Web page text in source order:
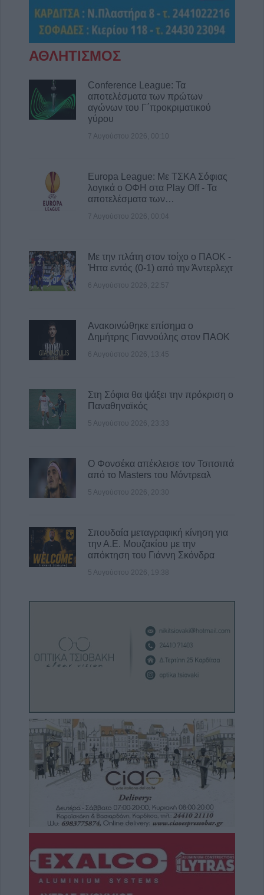
ηλικιωμένο μετά από πτώση στη Νέα Ζωή
6 Αυγούστου 2026, 19:29
Τροχαίο στην Αγιά: Μοτοσικλέτα
συγκρούστηκε με νταλίκα – Στο νοσοκομείο
6 Αυγούστου 2026, 19:15
Άνω Λιόσια: Συνελήφθησαν δύο άνδρες για
τον θάνατο 72χρονου που βρέθηκε σε
Αθανάσιου Ταξιάρχη
6 Αυγούστου 2026, 17:46
Πυρκαγιά σε γεωργική έκταση στην Κρήνη
6 Αυγούστου 2026, 17:36
ΑΘΛΗΤΙΣΜΟΣ
Conference League: Τα
αποτελέσματα των πρώτων
αγώνων του Γ΄προκριματικού
γύρου
7 Αυγούστου 2026, 00:10
Europa League: Με ΤΣΚΑ Σόφιας
λογικά ο ΟΦΗ στα Play Off - Τα
αποτελέσματα των…
7 Αυγούστου 2026, 00:04
Με την πλάτη στον τοίχο ο ΠΑΟΚ -
Ήττα εντός (0-1) από την Άντερλεχτ
6 Αυγούστου 2026, 22:57
Ανακοινώθηκε επίσημα ο
Δημήτρης Γιαννούλης στον ΠΑΟΚ
6 Αυγούστου 2026, 13:45
Στη Σόφια θα ψάξει την πρόκριση ο
Παναθηναϊκός
5 Αυγούστου 2026, 23:33
Ο Φονσέκα απέκλεισε τον Τσιτσιπά
από το Masters του Μόντρεαλ
5 Αυγούστου 2026, 20:30
Σπουδαία μεταγραφική κίνηση για
την Α.Ε. Μουζακίου με την
απόκτηση του Γιάννη Σκόνδρα
5 Αυγούστου 2026, 19:38